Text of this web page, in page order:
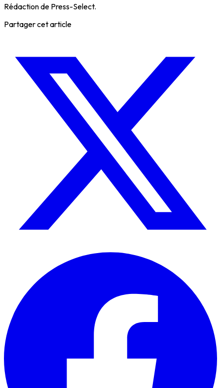
Rédaction de Press-Select.
Partager cet article